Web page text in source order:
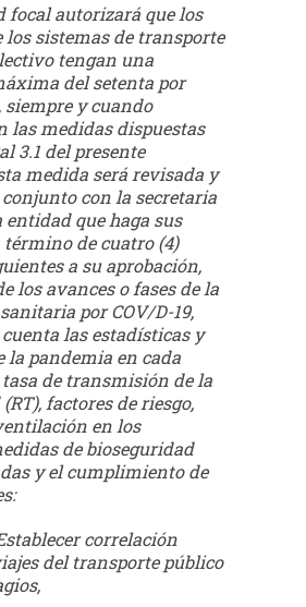
focal autorizará que los
los sistemas de transporte
tengan una
del setenta por
siempre y cuando
las medidas dispuestas
3.1 del presente
medida será revisada y
con la secretaria
entidad que haga sus
término de cuatro (4)
a su aprobación,
los avances o fases de la
por COV/D-19,
las estadísticas y
la pandemia en cada
de transmisión de la
factores de riesgo,
en los
de bioseguridad
y el cumplimiento de
correlación
del transporte público